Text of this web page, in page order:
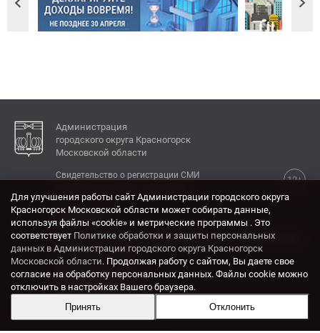
Администрация
городского округа Красногорск
Московской области
12+
Свидетельство о регистрации СМИ
КОНТАКТЫ
Адрес: 143404, Московская область, г. Красногорск,
ул. Ленина, дом 4.
Электронная почта:
krasrn@mosreg.ru
Разработка и поддержка сайта ADN
Для улучшения работы сайт Администрации городского округа
Красногорск Московской области может собирать данные,
используя файлы «cookie» и метрические программы . Это
соответствует Политике обработки и защиты персональных
данных в Администрации городского округа Красногорск
Московской области. Продолжая работу с сайтом, Вы даете свое
согласие на обработку персональных данных. Файлы cookie можно
отключить в настройках Вашего браузера.
Принять
Отклонить